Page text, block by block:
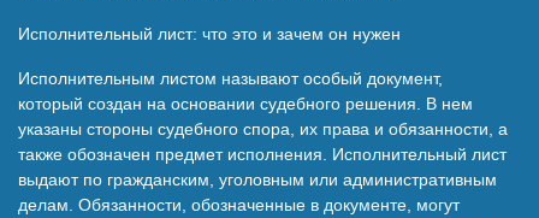
Исполнительный лист: что это и зачем он нужен
Исполнительным листом называют особый документ,
который создан на основании судебного решения. В нем
указаны стороны судебного спора, их права и обязанности, а
также обозначен предмет исполнения. Исполнительный лист
выдают по гражданским, уголовным или административным
делам. Обязанности, обозначенные в документе, могут